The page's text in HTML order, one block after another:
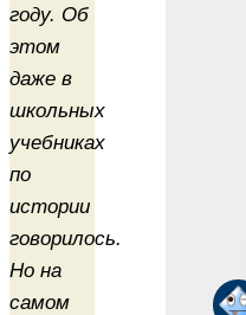
году. Об
этом
даже в
школьных
учебниках
по
истории
говорилось.
Но на
самом